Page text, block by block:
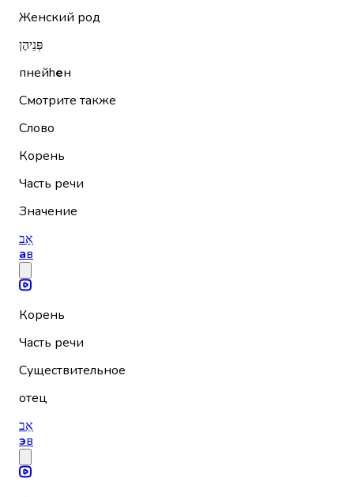
Женский род
פְּנֵיהֶן
пнейhен
Смотрите также
Слово
Корень
Часть речи
Значение
אָב
ав
Корень
Часть речи
Существительное
отец
אֵב
эв